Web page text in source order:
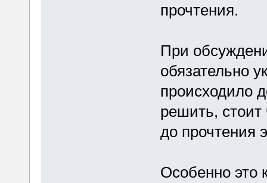
прочтения.
При
обязательно
происходило
решить, стоит
до прочтения
Особенно это